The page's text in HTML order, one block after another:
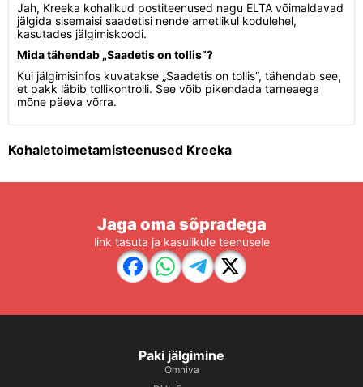
Jah, Kreeka kohalikud postiteenused nagu ELTA võimaldavad
jälgida sisemaisi saadetisi nende ametlikul kodulehel,
kasutades jälgimiskoodi.
Mida tähendab „Saadetis on tollis”?
Kui jälgimisinfos kuvatakse „Saadetis on tollis”, tähendab see,
et pakk läbib tollikontrolli. See võib pikendada tarneaega
mõne päeva võrra.
Kohaletoimetamisteenused Kreeka
Jaga oma sõpradega
link tasuta ja kasulikule teenusele
Paki jälgimine
Omniva